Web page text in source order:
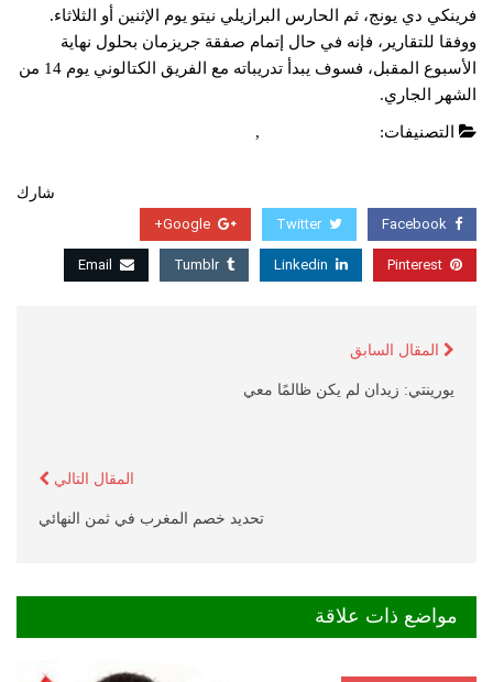
فرينكي دي يونج، ثم الحارس البرازيلي نيتو يوم الإثنين أو الثلاثاء.
ووفقا للتقارير، فإنه في حال إتمام صفقة جريزمان بحلول نهاية
الأسبوع المقبل، فسوف يبدأ تدريباته مع الفريق الكتالوني يوم 14 من
الشهر الجاري.
التصنيفات: ,
شارك
Facebook
Twitter
Google+
Pinterest
Linkedin
Tumblr
Email
المقال السابق
يورينتي: زيدان لم يكن ظالمًا معي
المقال التالي
تحديد خصم المغرب في ثمن النهائي
مواضع ذات علاقة